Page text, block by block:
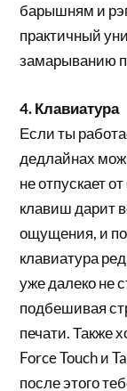
барышням и
практичный
замарыванию
4. Клавиатура
Если ты
дедлайнах
не отпускает
клавиш дарит
ощущения, и
клавиатура
уже далеко не
подбешивая
печати. Также
Force Touch и
после этого